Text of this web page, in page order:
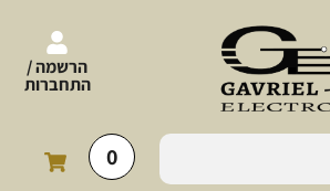
הרשמה /
התחברות
0